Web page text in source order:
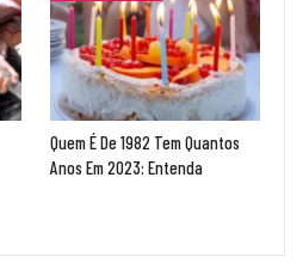
Quem É De 1982 Tem Quantos
Anos Em 2023: Entenda